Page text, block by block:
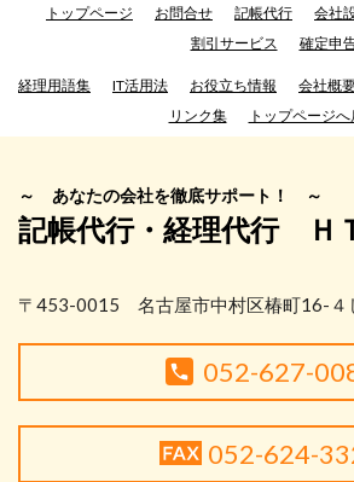
トップページ お問合せ 記帳代行 会社
割引サービス
確定申
経理用語集 IT活用法 お役立ち情報 会社概
リンク集
トップページへ
～ あなたの会社を徹底サポート！ ～
記帳代行・経理代行 Ｈ
〒453-0015 名古屋市中村区椿町16-４
052-627-
052-624-